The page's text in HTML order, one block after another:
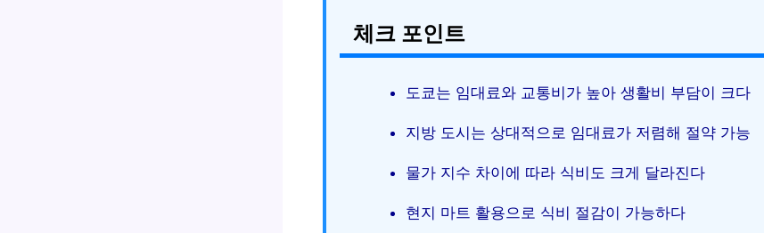
체크 포인트
도쿄는 임대료와 교통비가 높아 생활비 부담이 크다
지방 도시는 상대적으로 임대료가 저렴해 절약 가능
물가 지수 차이에 따라 식비도 크게 달라진다
현지 마트 활용으로 식비 절감이 가능하다